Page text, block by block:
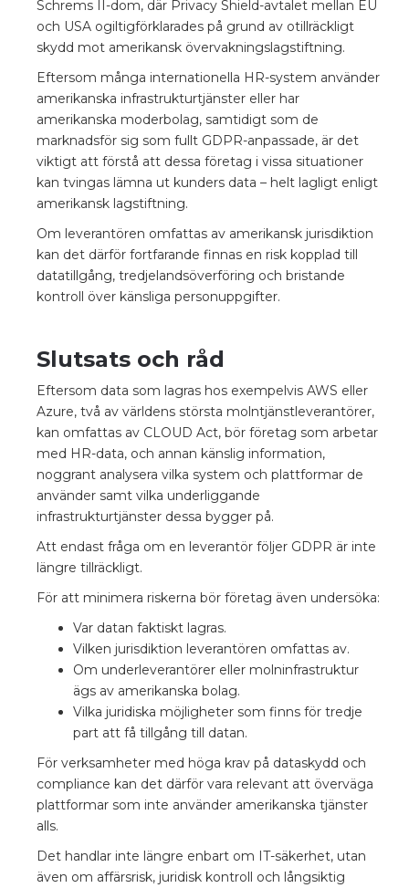
Schrems II-dom, där Privacy Shield-avtalet mellan EU
och USA ogiltigförklarades på grund av otillräckligt
skydd mot amerikansk övervakningslagstiftning.
Eftersom många internationella HR-system använder
amerikanska infrastrukturtjänster eller har
amerikanska moderbolag, samtidigt som de
marknadsför sig som fullt GDPR-anpassade, är det
viktigt att förstå att dessa företag i vissa situationer
kan tvingas lämna ut kunders data – helt lagligt enligt
amerikansk lagstiftning.
Om leverantören omfattas av amerikansk jurisdiktion
kan det därför fortfarande finnas en risk kopplad till
datatillgång, tredjelandsöverföring och bristande
kontroll över känsliga personuppgifter.
Slutsats och råd
Eftersom data som lagras hos exempelvis AWS eller
Azure, två av världens största molntjänstleverantörer,
kan omfattas av CLOUD Act, bör företag som arbetar
med HR-data, och annan känslig information,
noggrant analysera vilka system och plattformar de
använder samt vilka underliggande
infrastrukturtjänster dessa bygger på.
Att endast fråga om en leverantör följer GDPR är inte
längre tillräckligt.
För att minimera riskerna bör företag även undersöka:
Var datan faktiskt lagras.
Vilken jurisdiktion leverantören omfattas av.
Om underleverantörer eller molninfrastruktur
ägs av amerikanska bolag.
Vilka juridiska möjligheter som finns för tredje
part att få tillgång till datan.
För verksamheter med höga krav på dataskydd och
compliance kan det därför vara relevant att överväga
plattformar som inte använder amerikanska tjänster
alls.
Det handlar inte längre enbart om IT-säkerhet, utan
även om affärsrisk, juridisk kontroll och långsiktig